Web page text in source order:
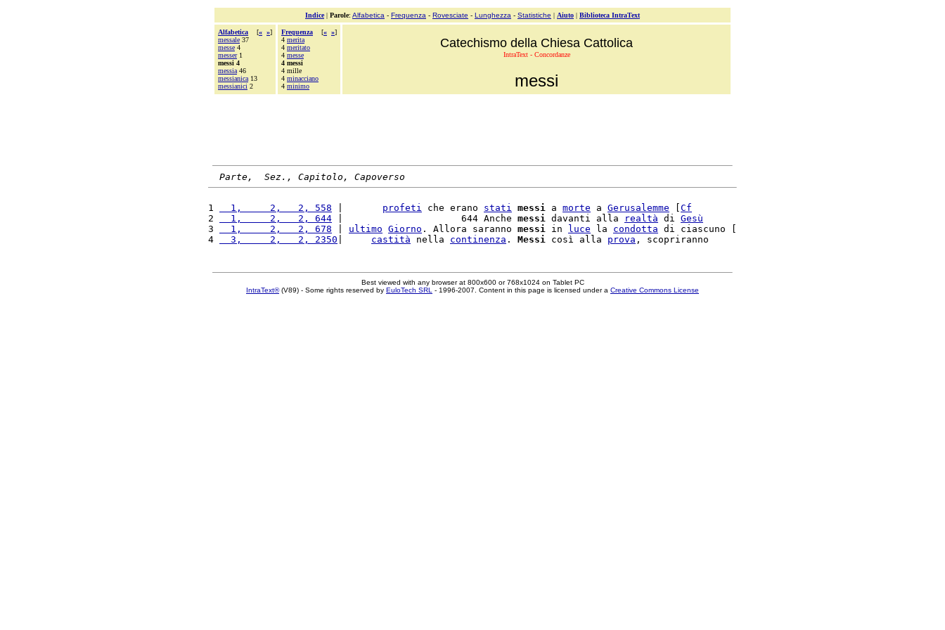
Indice| Parole: Alfabetica - Frequenza - Rovesciate - Lunghezza - Statistiche | Aiuto | Biblioteca IntraText
Alfabetica [« »]
messale 37
messe 4
messer1
messi 4
messia 46
messianica 13
messianici 2
Frequenza [« »]
4 merita
4 meritato
4 messe
4 messi
4 mille
4 minacciano
4 minimo
Catechismo della Chiesa Cattolica
IntraText - Concordanze
messi
Parte,  Sez., Capitolo, Capoverso
1
  1,     2,   2, 558
profeti che erano stati messi a morte a Gerusalemme
Cf
2
  1,     2,   2, 644
|                     644 Anche messi davanti alla realtà di Gesù
3
  1,     2,   2, 678
ultimo Giorno . Allora saranno messi in luce la condotta di ciascuno [
4
  3,     2,   2, 2350
castità nella continenza . Messi così alla prova
Best viewed with any browser at 800x600 or 768x1024 on Tablet PC
IntraText®(V89) - Some rights reserved by EuloTech SRL - 1996-2007. Content in this page is licensed under a Creative Commons License